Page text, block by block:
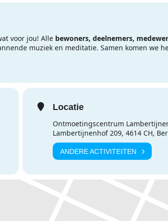
voor jou! Alle bewoners, deelnemers,
muziek en meditatie. Samen komen we
Locatie
Ontmoetingscentrum
Lambertijnenhof 209, 4614 CH,
ANDERE ACTIVITEITEN